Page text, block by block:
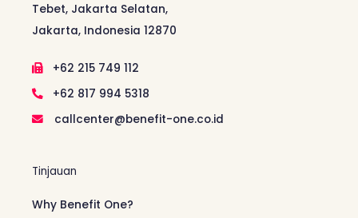
Tebet, Jakarta Selatan,
Jakarta, Indonesia 12870
+62 215 749 112
+62 817 994 5318
callcenter@benefit-one.co.id
Tinjauan
Why Benefit One?